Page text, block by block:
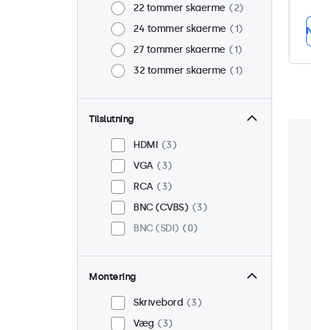
22 tommer skaerme
2
24 tommer skaerme
1
27 tommer skaerme
1
32 tommer skaerme
1
Tilslutning
HDMI
3
VGA
3
RCA
3
BNC (CVBS)
3
BNC (SDI)
0
Montering
Skrivebord
3
Væg
3